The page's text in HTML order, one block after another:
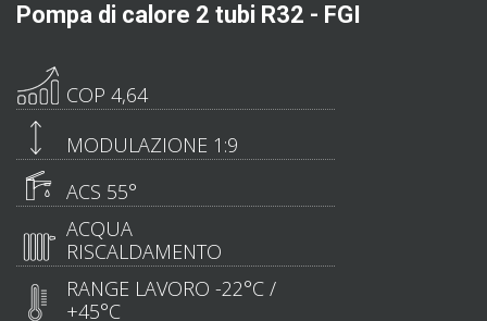
Pompa di calore 2 tubi R32 - FGI
COP 4,64
MODULAZIONE 1:9
ACS 55°
ACQUA
RISCALDAMENTO
RANGE LAVORO -22°C /
+45°C